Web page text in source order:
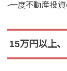
-一度不動産投資
15万円以上